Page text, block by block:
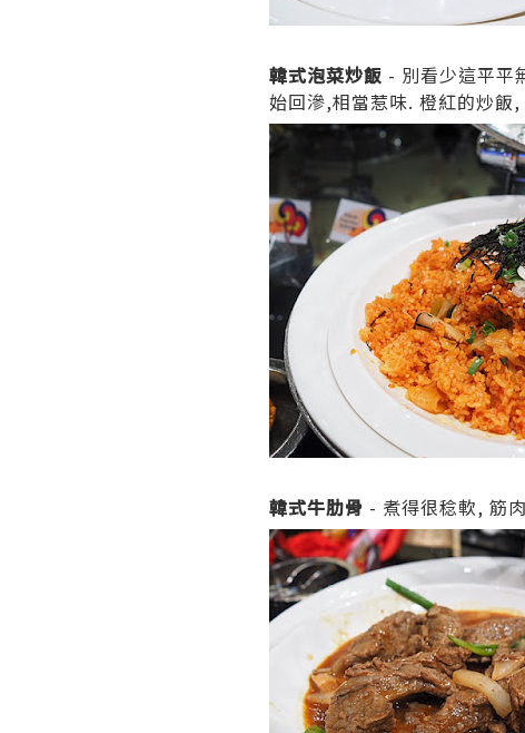
韓式泡菜炒飯 - 別看少這平平
始回滲,相當惹味. 橙紅的炒飯
韓式牛肋骨 - 煮得很稔軟, 筋